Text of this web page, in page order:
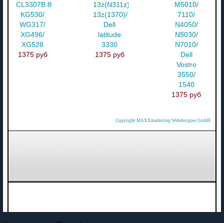
CL3307B.806/
KG530/
WG317/
XG496/
XG528
1375 руб
13z(N311z)/
13z(1370)/
Dell
latitude
3330
1375 руб
M5010/
7110/
N4050/
N5030/
N7010/
Dell
Vostro
3550/
1540
1375 руб
Copyright MAXXmarketing Webdesigner GmbH